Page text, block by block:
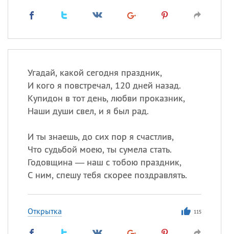
Угадай, какой сегодня праздник,
И кого я повстречал, 120 дней назад.
Купидон в тот день, любви проказник,
Наши души свел, и я был рад.
И ты знаешь, до сих пор я счастлив,
Что судьбой моею, ты сумела стать.
Годовщина — наш с тобою праздник,
С ним, спешу тебя скорее поздравлять.
Открытка 115